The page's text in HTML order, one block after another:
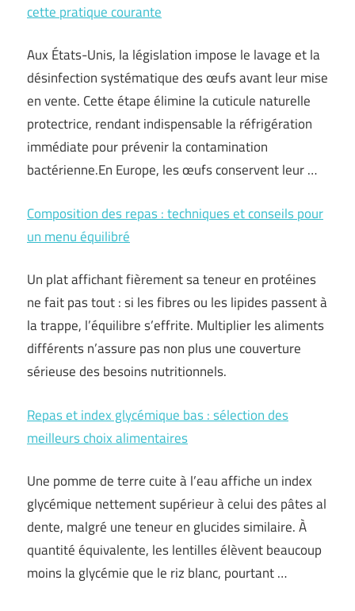
cette pratique courante
Aux États-Unis, la législation impose le lavage et la
désinfection systématique des œufs avant leur mise
en vente. Cette étape élimine la cuticule naturelle
protectrice, rendant indispensable la réfrigération
immédiate pour prévenir la contamination
bactérienne.En Europe, les œufs conservent leur …
Composition des repas : techniques et conseils pour
un menu équilibré
Un plat affichant fièrement sa teneur en protéines
ne fait pas tout : si les fibres ou les lipides passent à
la trappe, l’équilibre s’effrite. Multiplier les aliments
différents n’assure pas non plus une couverture
sérieuse des besoins nutritionnels.
Repas et index glycémique bas : sélection des
meilleurs choix alimentaires
Une pomme de terre cuite à l’eau affiche un index
glycémique nettement supérieur à celui des pâtes al
dente, malgré une teneur en glucides similaire. À
quantité équivalente, les lentilles élèvent beaucoup
moins la glycémie que le riz blanc, pourtant …